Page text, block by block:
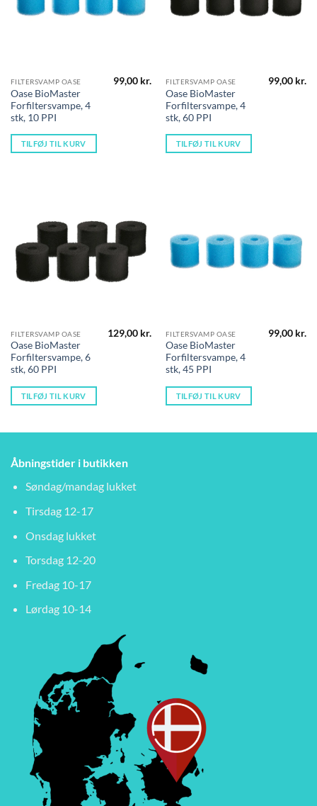
FILTERSVAMP OASE
Oase BioMaster
Forfiltersvampe, 4
stk, 10 PPI
99,00 kr.
TILFØJ TIL KURV
FILTERSVAMP OASE
Oase BioMaster
Forfiltersvampe, 4
stk, 60 PPI
99,00 kr.
TILFØJ TIL KURV
FILTERSVAMP OASE
Oase BioMaster
Forfiltersvampe, 6
stk, 60 PPI
129,00 kr.
TILFØJ TIL KURV
FILTERSVAMP OASE
Oase BioMaster
Forfiltersvampe, 4
stk, 45 PPI
99,00 kr.
TILFØJ TIL KURV
Åbningstider i butikken
Søndag/mandag lukket
Tirsdag 12-17
Onsdag lukket
Torsdag 12-20
Fredag 10-17
Lørdag 10-14